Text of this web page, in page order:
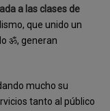
a las clases de
que unido un
ॐ, generan
mucho su
tanto al público